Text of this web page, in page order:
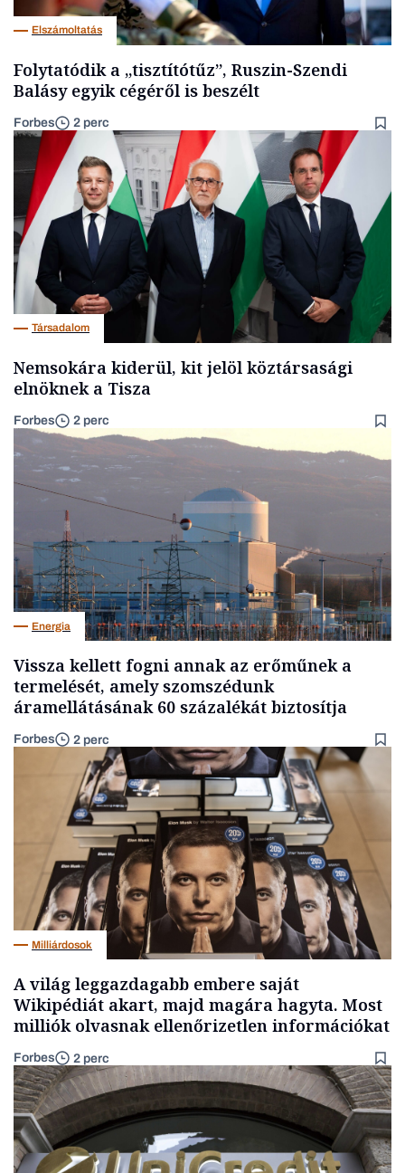
Elszámoltatás
Folytatódik a „tisztítótűz”, Ruszin-Szendi
Balásy egyik cégéről is beszélt
Forbes 2 perc
Társadalom
Nemsokára kiderül, kit jelöl köztársasági
elnöknek a Tisza
Forbes 2 perc
Energia
Vissza kellett fogni annak az erőműnek a
termelését, amely szomszédunk
áramellátásának 60 százalékát biztosítja
Forbes 2 perc
Milliárdosok
A világ leggazdagabb embere saját
Wikipédiát akart, majd magára hagyta. Most
milliók olvasnak ellenőrizetlen információkat
Forbes 2 perc